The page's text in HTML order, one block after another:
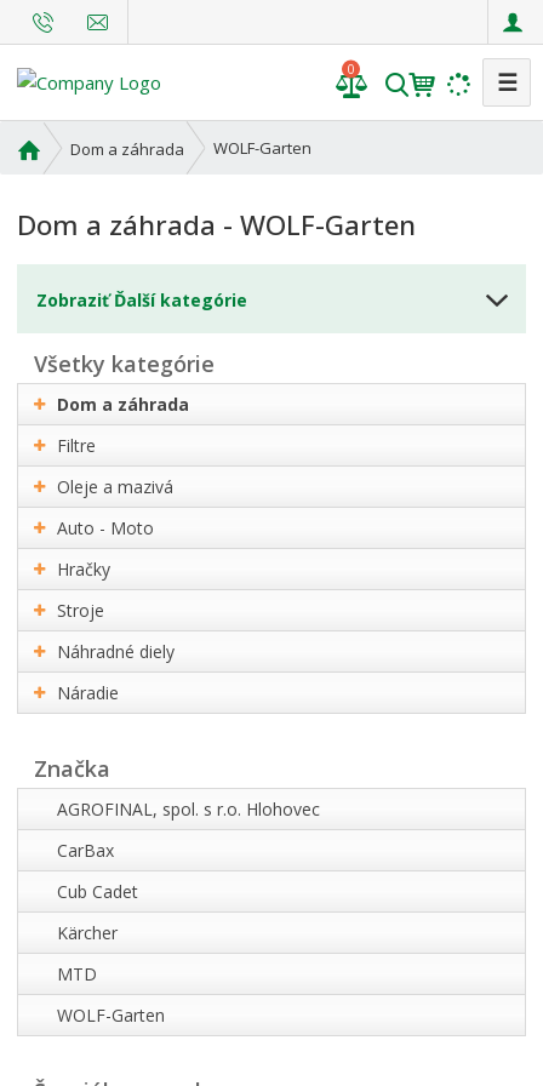
V
d
a
0 ☰
v
d
s
t
r
a
n
a
Dom a záhrada WOLF-Garten
Dom a záhrada - WOLF-Garten
Zobraziť Ďalší kategórie
všetky kategórie
Dom a záhrada
Filtre
Oleje a mazivá
Auto - Moto
Hračky
Stroje
Náhradné diely
Náradie
Značka
AGROFINAL, spol. s r.o. Hlohovec
CarBax
Cub Cadet
Kärcher
MTD
WOLF-Garten